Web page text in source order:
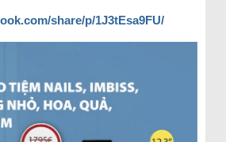
share/p/1J3tEsa9FU/